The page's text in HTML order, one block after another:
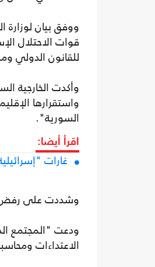
ووفق بيان لوزارة
قوات الاحتلال
للقانون الدولي
وأكدت الخارجية
واستقرارها
السورية".
اقرأ أيضا:
غارات
وشددت على رفض
ودعت "المجتمع
الاعتداءات